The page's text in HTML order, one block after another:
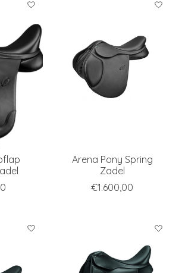
Arena Pony Spring
Zadel
€1.600,00